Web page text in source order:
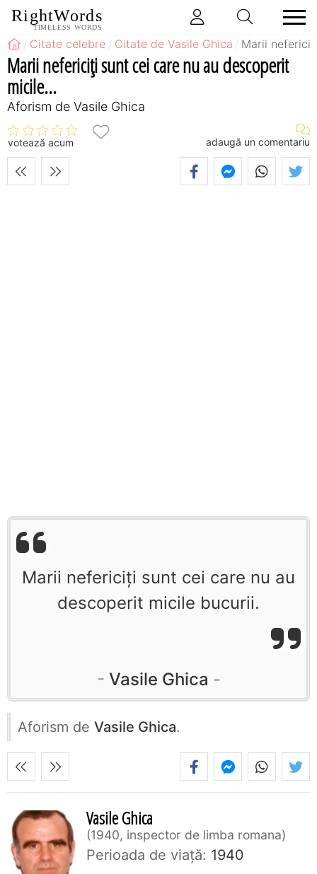
RightWords
TIMELESS WORDS
Citate celebre Citate de Vasile Ghica Marii
Marii nefericiţi sunt cei care nu au descoperit
micile...
Aforism de Vasile Ghica
votează acum adaugă un comentariu
Marii nefericiţi sunt cei care nu au
descoperit micile bucurii.
Vasile Ghica
Aforism de Vasile Ghica.
Vasile Ghica
1940, inspector de limba romana
Perioada de viaţă: 1940